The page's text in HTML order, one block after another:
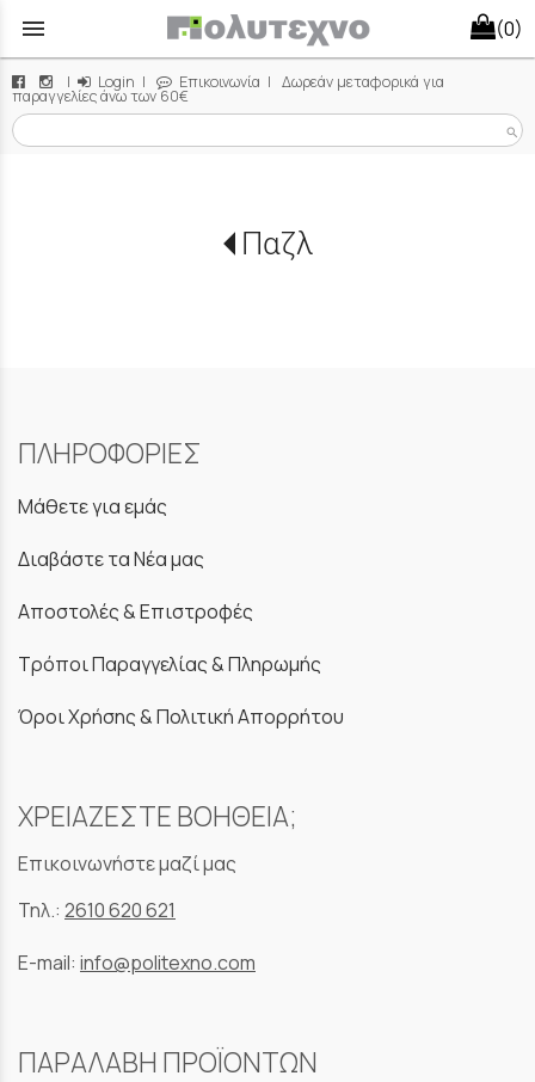
menu (0)
| Login | Επικοινωνία | Δωρεάν μεταφορικά για
παραγγελίες άνω των 60€
search
Παζλ
ΠΛΗΡΟΦΟΡΙΕΣ
Μάθετε για εμάς
Διαβάστε τα Νέα μας
Αποστολές & Επιστροφές
Τρόποι Παραγγελίας & Πληρωμής
Όροι Χρήσης & Πολιτική Απορρήτου
ΧΡΕΙΑΖΕΣΤΕ ΒΟΗΘΕΙΑ;
Επικοινωνήστε μαζί μας
Τηλ.: 2610 620 621
E-mail: info@politexno.com
ΠΑΡΑΛΑΒΗ ΠΡΟΪΟΝΤΩΝ